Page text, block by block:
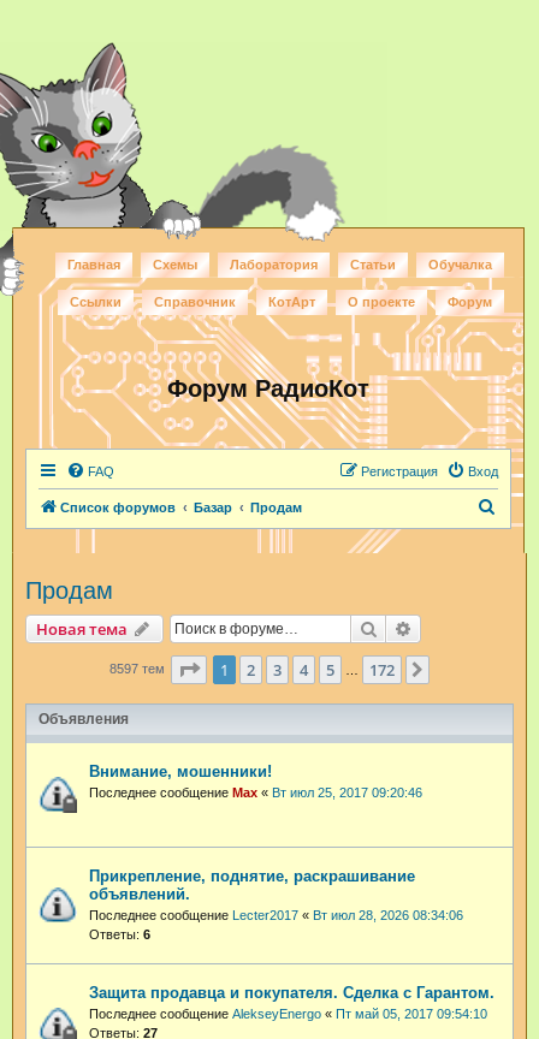
Главная Схемы Лаборатория Статьи Обучалка
Ссылки Справочник КотАрт О проекте Форум
Форум РадиоКот
FAQ Вход
Регистрация
Список форумов Базар Продам
Продам
Новая тема Поиск
8597 тем Страница из 172
1 2 3 4 5 172
Объявления
Внимание, мошенники!
Последнее сообщение Max « Вт июл 25, 2017 09:20:46
Прикрепление, поднятие, раскрашивание
объявлений.
Последнее сообщение Lecter2017 « Вт июл 28, 2026 08:34:06
Ответы: 6
Защита продавца и покупателя. Сделка с Гарантом.
Последнее сообщение AlekseyEnergo « Пт май 05, 2017 09:54:10
Ответы: 27